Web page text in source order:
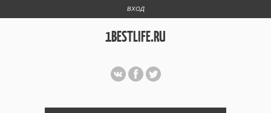
ВХОД
1BESTLIFE.RU